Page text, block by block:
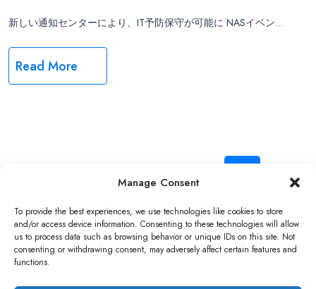
Manage Consent
To provide the best experiences, we use technologies like cookies to store
and/or access device information. Consenting to these technologies will allow
us to process data such as browsing behavior or unique IDs on this site. Not
consenting or withdrawing consent, may adversely affect certain features and
functions.
新しい通知センターにより、IT予防保守が可能に NASイベン…
Read More
投
稿
ナ
前へ 10